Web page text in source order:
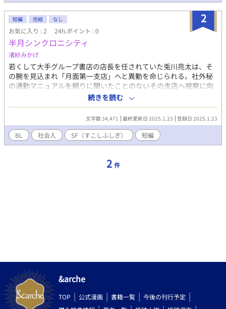
2
短編 完結 なし
お気に入り : 2 24h.ポイント : 0
半月シンクロニシティ
渚紗みかげ
若くして大手グループ書店の店長を任されていた兎川亮太は、そ
の腕を見込まれ「月面第一支店」へと異動を命じられる。社外秘
の通勤マニュアルを頼りに聞いたことのないその支店へ視察に向
かうと――着いた先は「月」だった。勤務予定の店に向かうと、
何故かアルバイトの青年が仕事をほっぽって淫行に励んでお
り……？ 月支店に異動になった本屋の店長と、バイトの傾国の月
人の美青年のSFBLラブコメです。友人のアンソロに寄稿しまし
た。 ▼アンソロジー冊子版詳細はこちら
https://x.com/0typeAlkali/status/1861359145846481157
続きを読む
文字数 34,471 最終更新日 2025.1.23 登録日 2025.1.23
BL 社会人 SF（すこしふしぎ） 短編
2 件
&arche
TOP 公式漫画 書籍一覧
今後の刊行予定